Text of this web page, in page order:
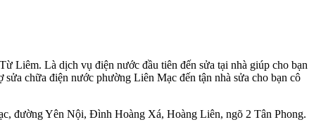
Liêm. Là dịch vụ điện nước đầu tiên đến sửa tại nhà giúp cho bạn
chữa điện nước phường Liên Mạc đến tận nhà sửa cho bạn cô
đường Yên Nội, Đình Hoàng Xá, Hoàng Liên, ngõ 2 Tân Phong.